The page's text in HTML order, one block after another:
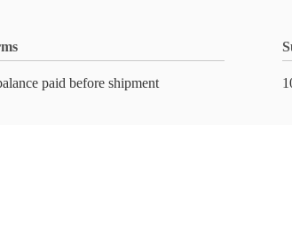
paid before shipment